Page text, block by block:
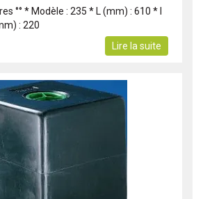
°° * Modèle : 235 * L (mm) : 610 * l
: 220
Lire la suite